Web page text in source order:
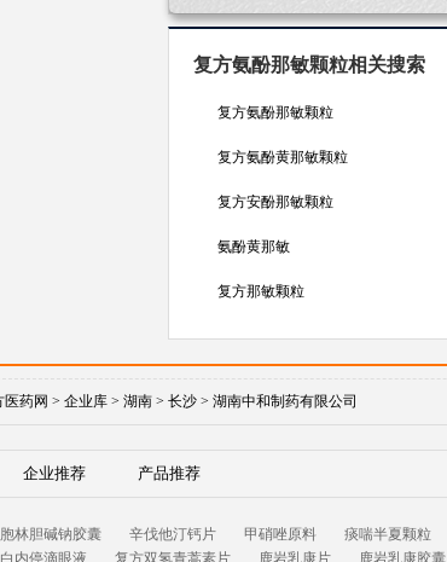
复方氨酚那敏颗粒相关搜索
复方氨酚那敏颗粒
复方氨酚黄那敏颗粒
复方安酚那敏颗粒
氨酚黄那敏
复方那敏颗粒
医药网 > 企业库 > 湖南 > 长沙 > 湖南中和制药有限公司
企业推荐 产品推荐
胞林胆碱钠胶囊 辛伐他汀钙片 甲硝唑原料 痰喘半夏颗粒
白内停滴眼液 复方双氢青蒿素片 鹿岩乳康片 鹿岩乳康胶囊